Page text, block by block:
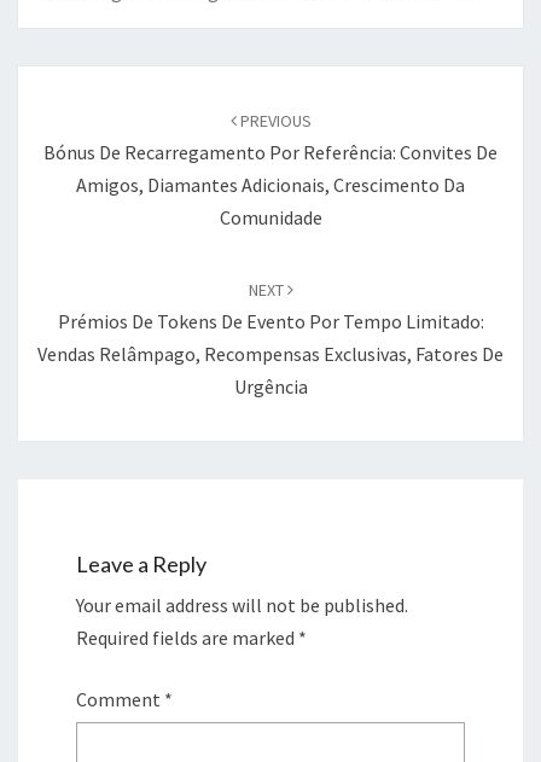
PREVIOUS
Bónus De Recarregamento Por Referência: Convites De
Amigos, Diamantes Adicionais, Crescimento Da
Comunidade
NEXT
Prémios De Tokens De Evento Por Tempo Limitado:
Vendas Relâmpago, Recompensas Exclusivas, Fatores De
Urgência
Leave a Reply
Your email address will not be published.
Required fields are marked *
Comment *